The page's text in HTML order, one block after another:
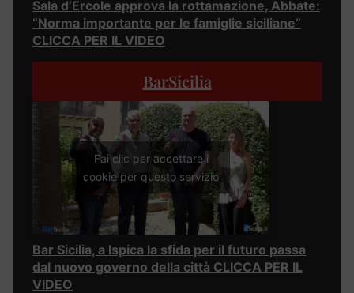
Sala d’Ercole approva la rottamazione, Abbate:
“Norma importante per le famiglie siciliane”
CLICCA PER IL VIDEO
BarSicilia
Fai clic per accettare i
cookie per questo servizio
Bar Sicilia, a Ispica la sfida per il futuro passa
dal nuovo governo della città CLICCA PER IL
VIDEO